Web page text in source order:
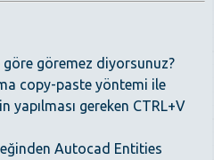
göre göremez diyorsunuz?
copy-paste yöntemi ile
yapılması gereken CTRL+V
Autocad Entities